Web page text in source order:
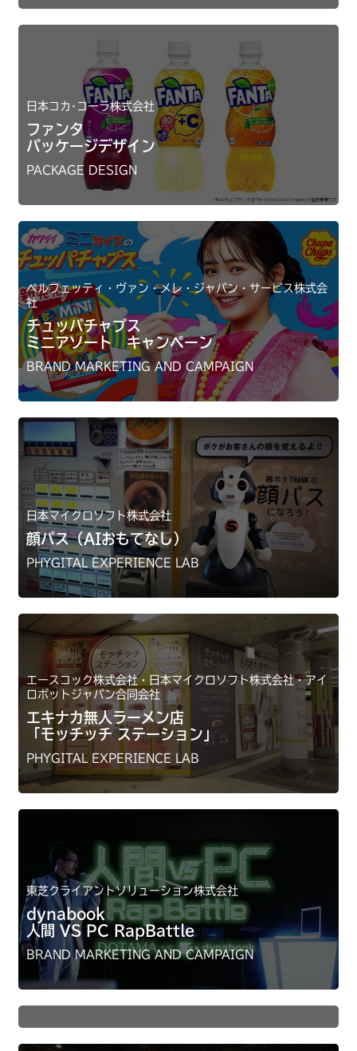
日本コカ･コーラ株式会社
ファンタ
パッケージデザイン
PACKAGE DESIGN
ペルフェッティ・ヴァン・メレ・ジャパン・サービス株式会
社
チュッパチャプス
ミニアソート キャンペーン
BRAND MARKETING AND CAMPAIGN
日本マイクロソフト株式会社
顔パス（AIおもてなし）
PHYGITAL EXPERIENCE LAB
エースコック株式会社・日本マイクロソフト株式会社・アイ
ロボットジャパン合同会社
エキナカ無人ラーメン店
「モッチッチ ステーション」
PHYGITAL EXPERIENCE LAB
東芝クライアントソリューション株式会社
dynabook
人間 VS PC RapBattle
BRAND MARKETING AND CAMPAIGN
日本マイクロソフト株式会社
Microsoft AI シリーズ広告
B2B / TRADE MARKETING SUPPORT